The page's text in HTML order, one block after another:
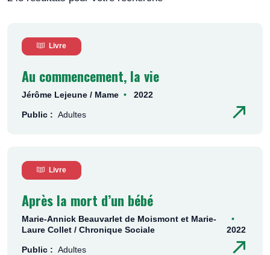
Livre
Au commencement, la vie
Jérôme Lejeune / Mame 2022
Public : Adultes
Livre
Après la mort d’un bébé
Marie-Annick Beauvarlet de Moismont et Marie-
Laure Collet / Chronique Sociale
2022
Public : Adultes